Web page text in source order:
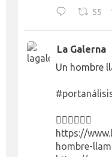
55
La Galerna
Un hombre
👉🏻👉🏻👉🏻
https://
hombre-